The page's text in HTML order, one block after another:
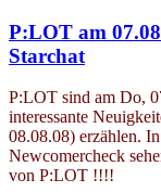
P:LOT am
Starchat
P:LOT sind am Do,
interessante
08.08.08) erzählen.
Newcomercheck
von P:LOT !!!!